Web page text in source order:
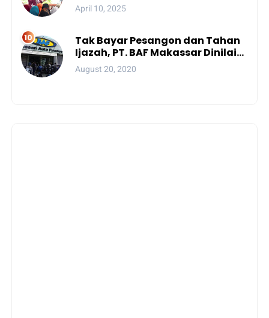
April 10, 2025
Tak Bayar Pesangon dan Tahan
Ijazah, PT. BAF Makassar Dinilai
Wajib Dibekukan
August 20, 2020